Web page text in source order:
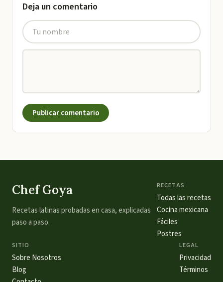
Deja un comentario
Publicar comentario
Chef Goya
Recetas latinas probadas en casa, explicadas
paso a paso.
RECETAS
Todas las recetas
Cocina mexicana
Fáciles
Postres
SITIO
Sobre Nosotros
Blog
LEGAL
Privacidad
Términos